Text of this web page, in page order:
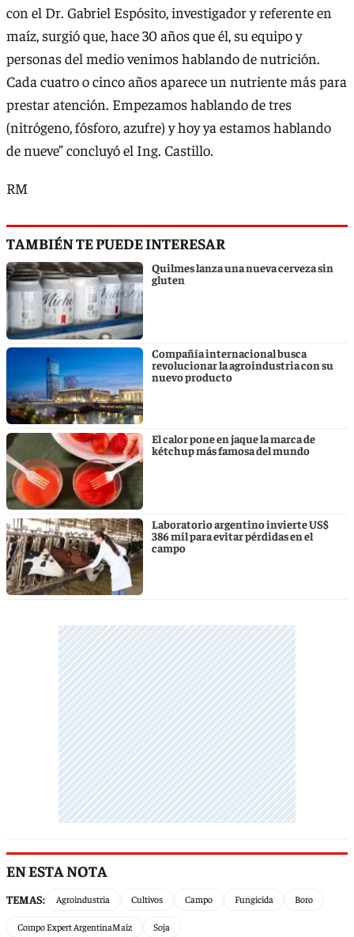
con el Dr. Gabriel Espósito, investigador y referente en
maíz, surgió que, hace 30 años que él, su equipo y
personas del medio venimos hablando de nutrición.
Cada cuatro o cinco años aparece un nutriente más para
prestar atención. Empezamos hablando de tres
(nitrógeno, fósforo, azufre) y hoy ya estamos hablando
de nueve” concluyó el Ing. Castillo.
RM
TAMBIÉN TE PUEDE INTERESAR
Quilmes lanza una nueva cerveza sin
gluten
Compañía internacional busca
revolucionar la agroindustria con su
nuevo producto
El calor pone en jaque la marca de
kétchup más famosa del mundo
Laboratorio argentino invierte US$
386 mil para evitar pérdidas en el
campo
EN ESTA NOTA
TEMAS: Agroindustria Cultivos Campo Fungicida Boro
Compo Expert ArgentinaMaíz Soja